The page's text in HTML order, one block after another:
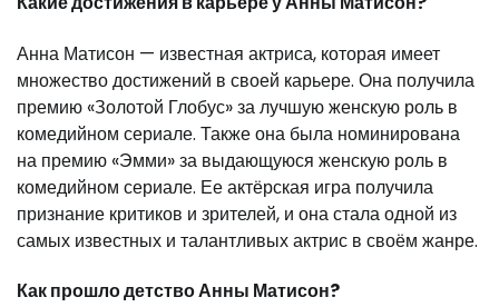
Анна Матисон — известная актриса, которая имеет
множество достижений в своей карьере. Она получила
премию «Золотой Глобус» за лучшую женскую роль в
комедийном сериале. Также она была номинирована
на премию «Эмми» за выдающуюся женскую роль в
комедийном сериале. Ее актёрская игра получила
признание критиков и зрителей, и она стала одной из
самых известных и талантливых актрис в своём жанре.
Как прошло детство Анны Матисон?